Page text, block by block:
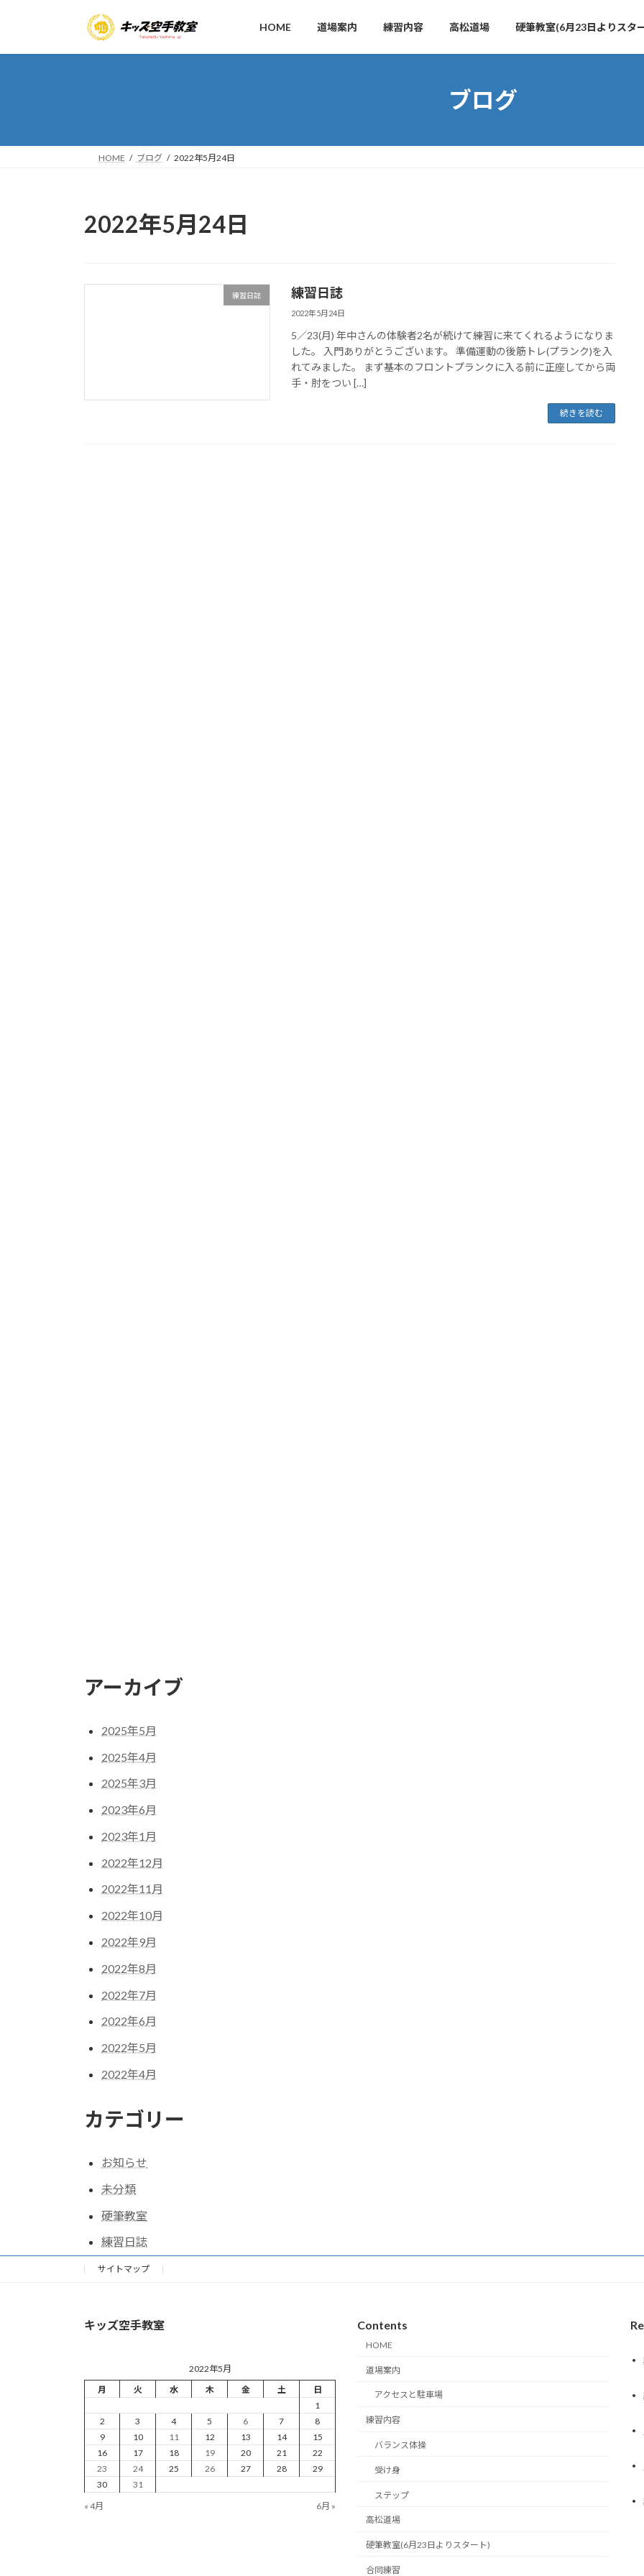
ッ
移
HOME 道場案内 練習内容 高松道場 硬筆教室(6月23日よりスタ
ブログ
HOME ブログ 2022年5月24日
2022年5月24日
練習日誌 練習日誌
2022年5月24日
5／23(月) 年中さんの体験者2名が続けて練習に来てくれるようになりま
した。 入門ありがとうございます。 準備運動の後筋トレ(プランク)を入
れてみました。 まず基本のフロントプランクに入る前に正座してから両
手・肘をつい […]
続きを読む
アーカイブ
2025年5月
2025年4月
2025年3月
2023年6月
2023年1月
2022年12月
2022年11月
2022年10月
2022年9月
2022年8月
2022年7月
2022年6月
2022年5月
2022年4月
カテゴリー
お知らせ
未分類
硬筆教室
練習日誌
サイトマップ
キッズ空手教室
2022年5月
月
火 水 木 金 土
日
1
2
3 4 5 6 7
8
9
10 11 12 13 14
15
16
17 18 19 20 21
22
23
24 25 26 27 28
29
30
31
« 4月
6月 »
Contents
HOME
道場案内
アクセスと駐車場
練習内容
バランス体操
受け身
ステップ
高松道場
硬筆教室(6月23日よりスタート)
合同練習